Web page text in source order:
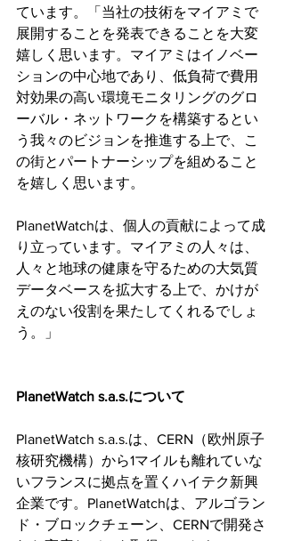
ています。「当社の技術をマイアミで
展開することを発表できることを大変
嬉しく思います。マイアミはイノベー
ションの中心地であり、低負荷で費用
対効果の高い環境モニタリングのグロ
ーバル・ネットワークを構築するとい
う我々のビジョンを推進する上で、こ
の街とパートナーシップを組めること
を嬉しく思います。
PlanetWatchは、個人の貢献によって成
り立っています。マイアミの人々は、
人々と地球の健康を守るための大気質
データベースを拡大する上で、かけが
えのない役割を果たしてくれるでしょ
う。」
PlanetWatch s.a.s.について
PlanetWatch s.a.s.は、CERN（欧州原子
核研究機構）から1マイルも離れていな
いフランスに拠点を置くハイテク新興
企業です。PlanetWatchは、アルゴラン
ド・ブロックチェーン、CERNで開発さ